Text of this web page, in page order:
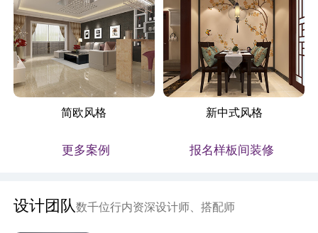
简欧风格 新中式风格
更多案例 报名样板间装修
设计团队数千位行内资深设计师、搭配师